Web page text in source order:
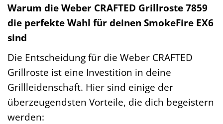
Warum die Weber CRAFTED Grillroste 7859
die perfekte Wahl für deinen SmokeFire EX6
sind
Die Entscheidung für die Weber CRAFTED
Grillroste ist eine Investition in deine
Grillleidenschaft. Hier sind einige der
überzeugendsten Vorteile, die dich begeistern
werden: